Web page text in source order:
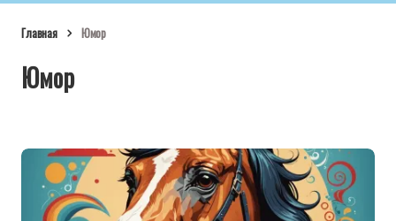
Главная Юмор
Юмор